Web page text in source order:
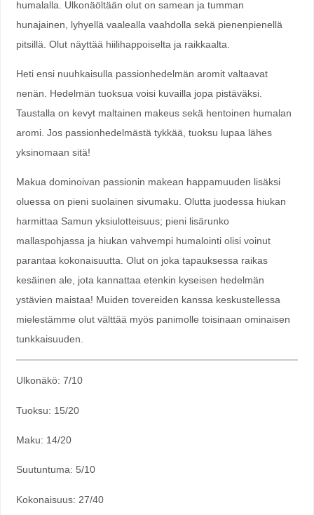
humalalla. Ulkonäöltään olut on samean ja tumman
hunajainen, lyhyellä vaalealla vaahdolla sekä pienenpienellä
pitsillä. Olut näyttää hiilihappoiselta ja raikkaalta.
Heti ensi nuuhkaisulla passionhedelmän aromit valtaavat
nenän. Hedelmän tuoksua voisi kuvailla jopa pistäväksi.
Taustalla on kevyt maltainen makeus sekä hentoinen humalan
aromi. Jos passionhedelmästä tykkää, tuoksu lupaa lähes
yksinomaan sitä!
Makua dominoivan passionin makean happamuuden lisäksi
oluessa on pieni suolainen sivumaku. Olutta juodessa hiukan
harmittaa Samun yksiulotteisuus; pieni lisärunko
mallaspohjassa ja hiukan vahvempi humalointi olisi voinut
parantaa kokonaisuutta. Olut on joka tapauksessa raikas
kesäinen ale, jota kannattaa etenkin kyseisen hedelmän
ystävien maistaa! Muiden tovereiden kanssa keskustellessa
mielestämme olut välttää myös panimolle toisinaan ominaisen
tunkkaisuuden.
Ulkonäkö: 7/10
Tuoksu: 15/20
Maku: 14/20
Suutuntuma: 5/10
Kokonaisuus: 27/40